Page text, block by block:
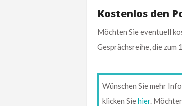
Kostenlos den
Möchten Sie eventuell
Gesprächsreihe, die
Wünschen Sie mehr
klicken Siehier.